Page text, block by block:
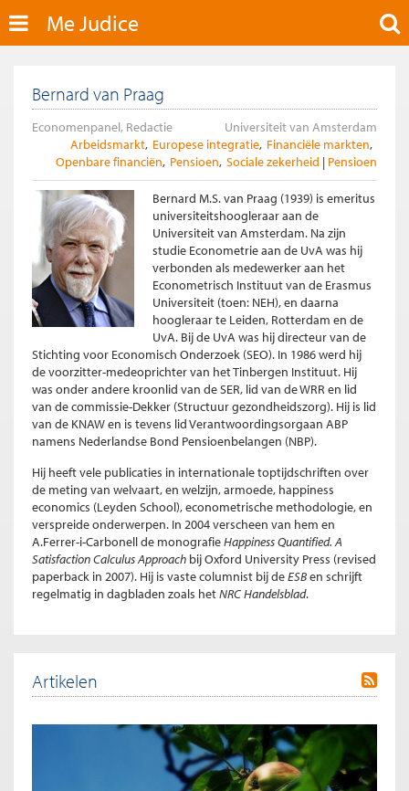
Me Judice
Bernard van Praag
Economenpanel, Redactie
Universiteit van Amsterdam
Arbeidsmarkt Europese integratie Financiële markten
Openbare financiën Pensioen Sociale zekerheid Pensioen
Bernard M.S. van Praag (1939) is emeritus
universiteitshoogleraar aan de
Universiteit van Amsterdam. Na zijn
studie Econometrie aan de UvA was hij
verbonden als medewerker aan het
Econometrisch Instituut van de Erasmus
Universiteit (toen: NEH), en daarna
hoogleraar te Leiden, Rotterdam en de
UvA. Bij de UvA was hij directeur van de
Stichting voor Economisch Onderzoek (SEO). In 1986 werd hij
de voorzitter-medeoprichter van het Tinbergen Instituut. Hij
was onder andere kroonlid van de SER, lid van de WRR en lid
van de commissie-Dekker (Structuur gezondheidszorg). Hij is lid
van de KNAW en is tevens lid Verantwoordingsorgaan ABP
namens Nederlandse Bond Pensioenbelangen (NBP).
Hij heeft vele publicaties in internationale toptijdschriften over
de meting van welvaart, en welzijn, armoede, happiness
economics (Leyden School), econometrische methodologie, en
verspreide onderwerpen. In 2004 verscheen van hem en
A.Ferrer-i-Carbonell de monografieHappiness Quantified. A
Satisfaction Calculus Approach bij Oxford University Press (revised
paperback in 2007). Hij is vaste columnist bij deESBen schrijft
regelmatig in dagbladen zoals hetNRC Handelsblad.
Artikelen